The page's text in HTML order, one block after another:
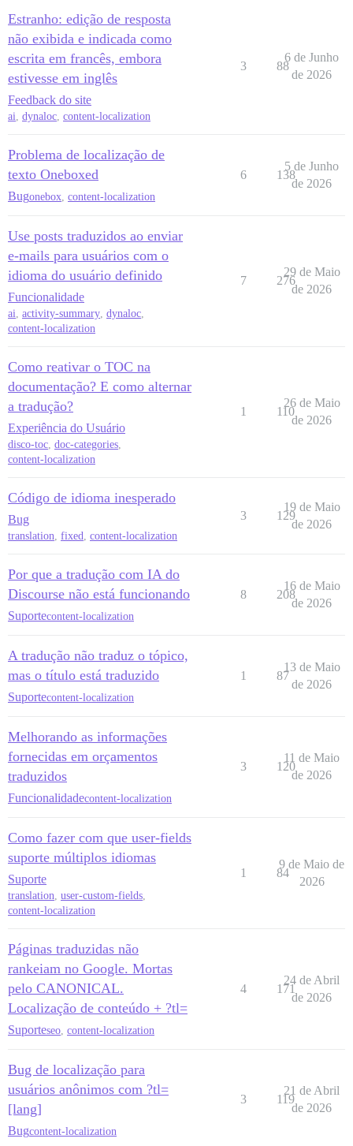
Estranho: edição de resposta
não exibida e indicada como
escrita em francês, embora
estivesse em inglês
Feedback do site
ai, dynaloc, content-localization
3 88
6 de Junho
de 2026
Problema de localização de
texto Oneboxed
Bugonebox content-localization
6 138
5 de Junho
de 2026
Use posts traduzidos ao enviar
e-mails para usuários com o
idioma do usuário definido
Funcionalidade
ai, activity-summary, dynaloc,
content-localization
7 276
29 de Maio
de 2026
Como reativar o TOC na
documentação? E como alternar
a tradução?
Experiência do Usuário
disco-toc, doc-categories,
content-localization
1 110
26 de Maio
de 2026
Código de idioma inesperado
Bug
translation, fixed, content-localization
3 129
19 de Maio
de 2026
Por que a tradução com IA do
Discourse não está funcionando
Suportecontent-localization
8 208
16 de Maio
de 2026
A tradução não traduz o tópico,
mas o título está traduzido
Suportecontent-localization
1 87
13 de Maio
de 2026
Melhorando as informações
fornecidas em orçamentos
traduzidos
Funcionalidadecontent-localization
3 120
11 de Maio
de 2026
Como fazer com que user-fields
suporte múltiplos idiomas
Suporte
translation, user-custom-fields,
content-localization
1 84
9 de Maio de
2026
Páginas traduzidas não
rankeiam no Google. Mortas
pelo CANONICAL.
Localização de conteúdo + ?tl=
Suporteseo content-localization
4 171
24 de Abril
de 2026
Bug de localização para
usuários anônimos com ?tl=
[lang]
Bugcontent-localization
3 119
21 de Abril
de 2026